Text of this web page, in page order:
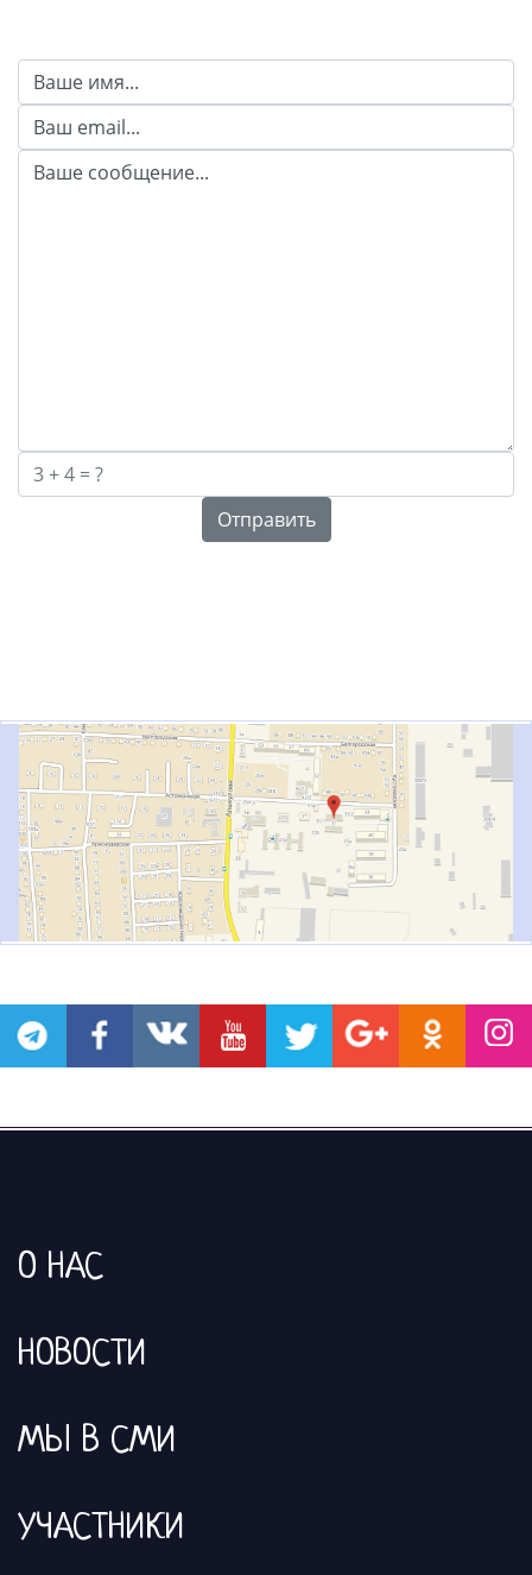
О НАС
НОВОСТИ
МЫ В СМИ
УЧАСТНИКИ